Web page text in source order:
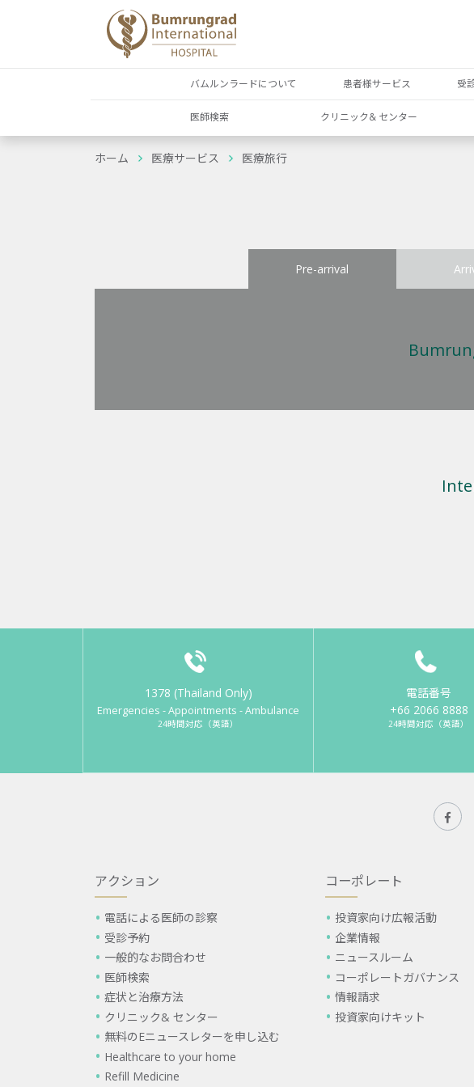
バムルンラードについて 患者様サービス 受
医師検索 クリニック& センター
ホーム 医療サービス 医療旅行
Pre-arrival
1378 (Thailand Only)
Emergencies - Appointments - Ambulance
24時間対応（英語）
電話番号
+66 2066 8888
24時間対応（英語）
アクション
電話による医師の診察
受診予約
一般的なお問合わせ
医師検索
症状と治療方法
クリニック& センター
無料のEニュースレターを申し込む
Healthcare to your home
Refill Medicine
コーポレート
投資家向け広報活動
企業情報
ニュースルーム
コーポレートガバナンス
情報請求
投資家向けキット